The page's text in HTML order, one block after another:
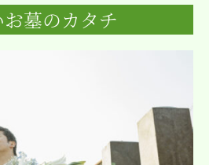
墓のカタチ